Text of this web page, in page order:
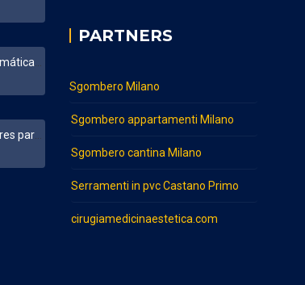
Alarmas y sensores para el hogar y negocios en Machala
PARTNERS
Sgombero Milano
Sgombero appartamenti Milano
Sgombero cantina Milano
Serramenti in pvc Castano Primo
cirugiamedicinaestetica.com